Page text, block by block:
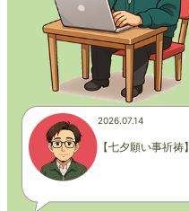
2026.07.14
【七夕願い事祈祷】